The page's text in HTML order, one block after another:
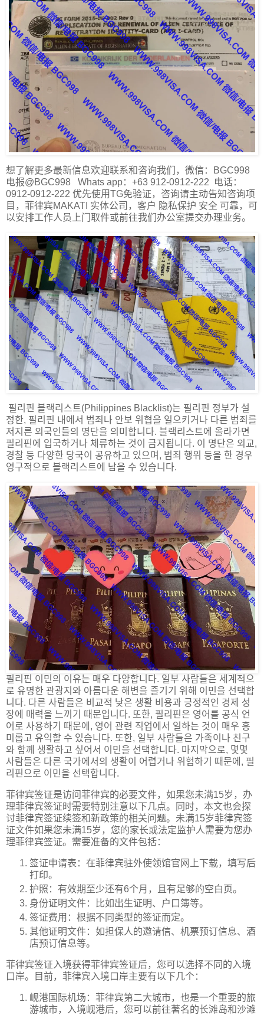
想了解更多最新信息欢迎联系和咨询我们，微信：BGC998
电报@BGC998 Whats app：+63 912-0912-222 电话：
0912-0912-222 优先使用TG免验证，咨询请主动告知咨询项
目，菲律宾MAKATI 实体公司，客户 隐私保护 安全 可靠，可
以安排工作人员上门取件或前往我们办公室提交办理业务。
필리핀 블랙리스트(Philippines Blacklist)는 필리핀 정부가 설
정한, 필리핀 내에서 범죄나 안보 위협을 일으키거나 다른 범죄를
저지른 외국인들의 명단을 의미합니다. 블랙리스트에 올라가면
필리핀에 입국하거나 체류하는 것이 금지됩니다. 이 명단은 외교,
경찰 등 다양한 당국이 공유하고 있으며, 범죄 행위 등을 한 경우
영구적으로 블랙리스트에 남을 수 있습니다.
필리핀 이민의 이유는 매우 다양합니다. 일부 사람들은 세계적으
로 유명한 관광지와 아름다운 해변을 즐기기 위해 이민을 선택합
니다. 다른 사람들은 비교적 낮은 생활 비용과 긍정적인 경제 성
장에 매력을 느끼기 때문입니다. 또한, 필리핀은 영어를 공식 언
어로 사용하기 때문에, 영어 관련 직업에서 일하는 것이 매우 흥
미롭고 유익할 수 있습니다. 또한, 일부 사람들은 가족이나 친구
와 함께 생활하고 싶어서 이민을 선택합니다. 마지막으로, 몇몇
사람들은 다른 국가에서의 생활이 어렵거나 위험하기 때문에, 필
리핀으로 이민을 선택합니다.
菲律宾签证是访问菲律宾的必要文件，如果您未满15岁，办
理菲律宾签证时需要特别注意以下几点。同时，本文也会探
讨菲律宾签证续签和新政策的相关问题。未满15岁菲律宾签
证文件如果您未满15岁，您的家长或法定监护人需要为您办
理菲律宾签证。需要准备的文件包括：
签证申请表：在菲律宾驻外使领馆官网上下载，填写后
打印。
护照：有效期至少还有6个月，且有足够的空白页。
身份证明文件：比如出生证明、户口簿等。
签证费用：根据不同类型的签证而定。
其他证明文件：如担保人的邀请信、机票预订信息、酒
店预订信息等。
菲律宾签证入境获得菲律宾签证后，您可以选择不同的入境
口岸。目前，菲律宾入境口岸主要有以下几个：
岘港国际机场：菲律宾第二大城市，也是一个重要的旅
游城市，入境岘港后，您可以前往著名的长滩岛和沙滩